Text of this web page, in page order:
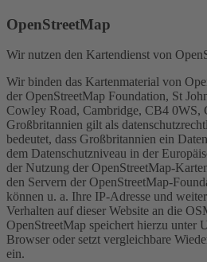
OpenStreetMap
Wir nutzen den Kartendienst von
Wir binden das Kartenmaterial von
der OpenStreetMap Foundation, St
Cowley Road, Cambridge, CB4 0WS,
Großbritannien gilt als
bedeutet, dass Großbritannien ein
dem Datenschutzniveau in der
der Nutzung der OpenStreetMap-
den Servern der OpenStreetMap-
können u. a. Ihre IP-Adresse und
Verhalten auf dieser Website an die
OpenStreetMap speichert hierzu unter
Browser oder setzt vergleichbare
ein.